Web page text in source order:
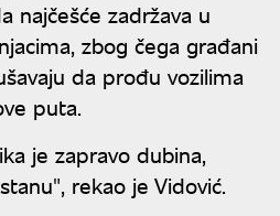
najčešće zadržava u
zbog čega građani
da prođu vozilima
puta.
je zapravo dubina,
rekao je Vidović.